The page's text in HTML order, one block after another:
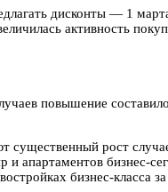
дисконты — 1
активность
повышение
рост
апартаментов бизнес-
бизнес-